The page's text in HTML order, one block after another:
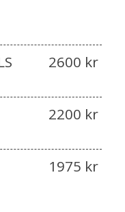
2600 kr
2200 kr
1975 kr